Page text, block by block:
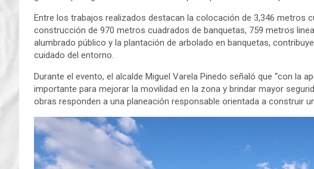
Entre los trabajos realizados destacan la colocación de 3,346 metros
construcción de 970 metros cuadrados de banquetas, 759 metros
alumbrado público y la plantación de arbolado en banquetas,
cuidado del entorno.
Durante el evento, el alcalde Miguel Varela Pinedo señaló que “con la
importante para mejorar la movilidad en la zona y brindar mayor
obras responden a una planeación responsable orientada a construir